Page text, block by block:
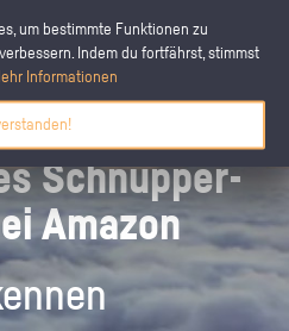
um bestimmte Funktionen zu
Indem du fortfährst, stimmst
Informationen
Schnupper­
Amazon